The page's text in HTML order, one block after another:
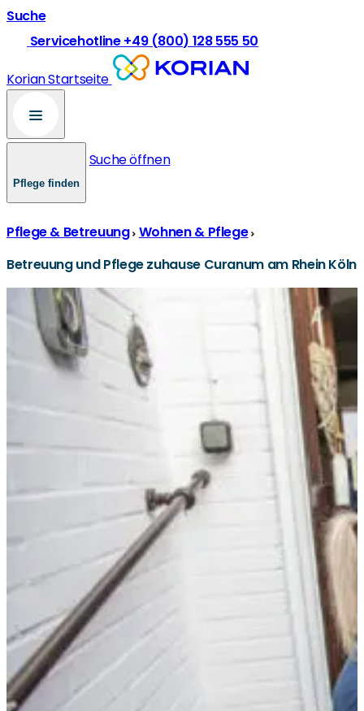
Suche
Servicehotline +49 (800) 128 555 50
Korian Startseite
Pflege finden
Suche öffnen
Pflege & Betreuung Wohnen & Pflege
Betreuung und Pflege zuhause Curanum am Rhein Köln